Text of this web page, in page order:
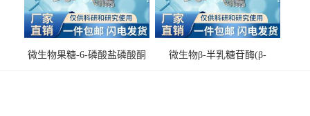
微生物果糖-6-磷酸盐磷酸酮
微生物β-半乳糖苷酶(β-